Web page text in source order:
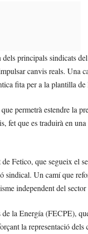
principals sindicats
canvis reals. Una
fita per a la plantilla
permetrà estendre la
fet que es traduirà en
Fetico, que segueix el
sindical. Un camí que
independent del
la Energía (FECPE),
la representació dels